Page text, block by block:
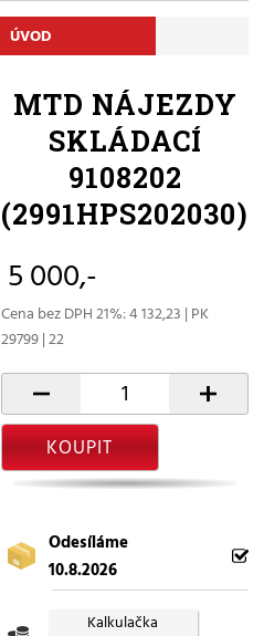
ÚVOD
MTD NÁJEZDY
SKLÁDACÍ
9108202
(2991HPS202030)
5 000,-
Cena bez DPH 21%: 4 132,23 | PK
29799 | 22
- +
KOUPIT
Odesíláme
10.8.2026
Kalkulačka